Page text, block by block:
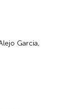
Garcia,